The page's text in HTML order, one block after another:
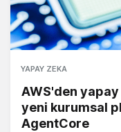
YAPAY ZEKA
AWS'den
yeni kurumsal
AgentCore